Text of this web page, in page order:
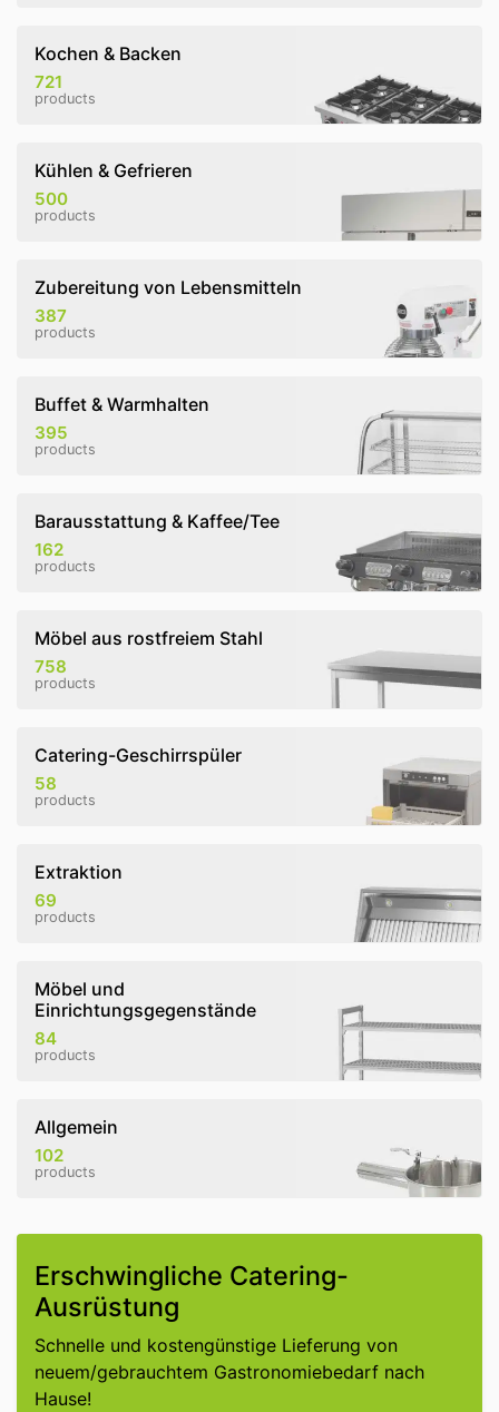
Kochen & Backen
721
products
Kühlen & Gefrieren
500
products
Zubereitung von Lebensmitteln
387
products
Buffet & Warmhalten
395
products
Barausstattung & Kaffee/Tee
162
products
Möbel aus rostfreiem Stahl
758
products
Catering-Geschirrspüler
58
products
Extraktion
69
products
Möbel und
Einrichtungsgegenstände
84
products
Allgemein
102
products
Erschwingliche Catering-
Ausrüstung
Schnelle und kostengünstige Lieferung von
neuem/gebrauchtem Gastronomiebedarf nach
Hause!